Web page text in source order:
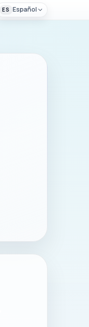
ES Español